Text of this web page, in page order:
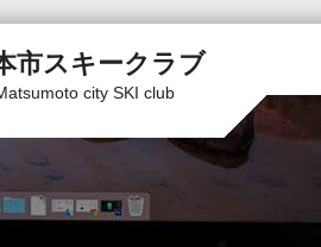
市スキークラブ
city SKI club